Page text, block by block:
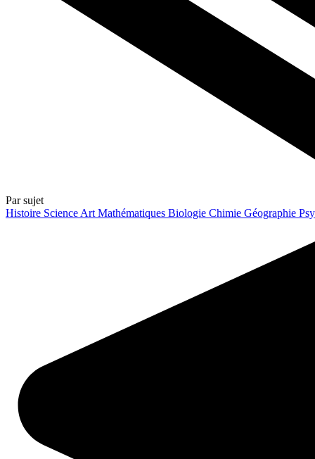
Par sujet
Histoire Science Art Mathématiques Biologie Chimie Géographie